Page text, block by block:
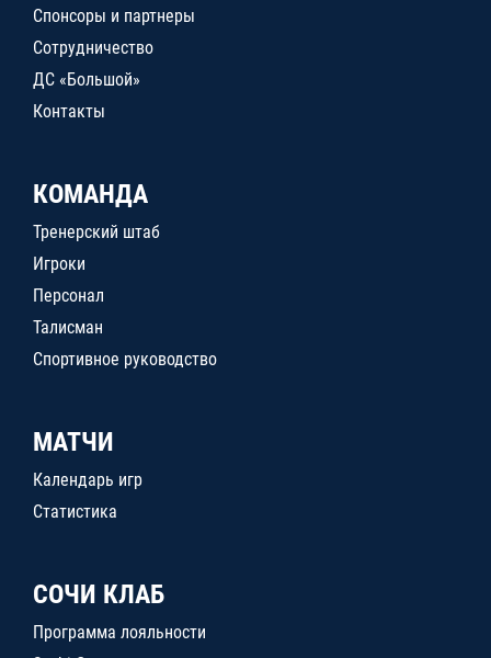
Спонсоры и партнеры
Сотрудничество
ДС «Большой»
Контакты
КОМАНДА
Тренерский штаб
Игроки
Персонал
Талисман
Спортивное руководство
МАТЧИ
Календарь игр
Статистика
СОЧИ КЛАБ
Программа лояльности